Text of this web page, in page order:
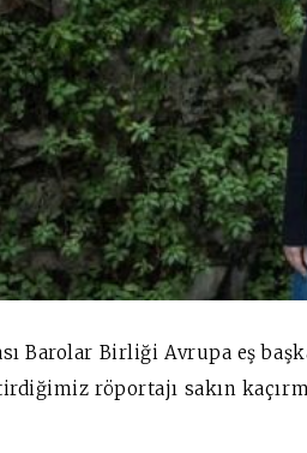
Barolar Birliği Avrupa eş
röportajı sakın